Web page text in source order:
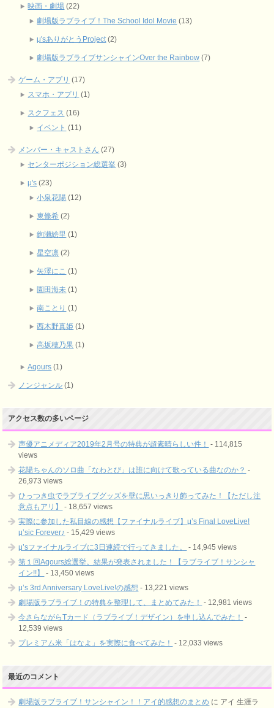
映画・劇場 (22)
劇場版ラブライブ！The School Idol Movie (13)
μ'sありがとうProject (2)
劇場版ラブライブサンシャインOver the Rainbow (7)
ゲーム・アプリ (17)
スマホ・アプリ (1)
スクフェス (16)
イベント (11)
メンバー・キャストさん (27)
センターポジション総選挙 (3)
μ's (23)
小泉花陽 (12)
東條希 (2)
絢瀬絵里 (1)
星空凛 (2)
矢澤にこ (1)
園田海未 (1)
南ことり (1)
西木野真姫 (1)
高坂穂乃果 (1)
Aqours (1)
ノンジャンル (1)
アクセス数の多いページ
声優アニメディア2019年2月号の特典が超素晴らしい件！ - 114,815
views
花陽ちゃんのソロ曲「なわとび」は誰に向けて歌っている曲なのか？ -
26,973 views
ひっつき虫でラブライブグッズを壁に思いっきり飾ってみた！【ただし注
意点もアリ】
- 18,657 views
実際に参加した私目線の感想【ファイナルライブ】μ’s Final LoveLive!
μ’sic Forever♪ - 15,429 views
μ’sファイナルライブに3日連続で行ってきました。
- 14,945 views
第１回Aqours総選挙。結果が発表されました！【ラブライブ！サンシャ
イン!!】
- 13,450 views
μ’s 3rd Anniversary LoveLive!の感想 - 13,221 views
劇場版ラブライブ！の特典を整理して、まとめてみた！ - 12,981 views
今さらながらTカード（ラブライブ！デザイン）を申し込んでみた！ -
12,539 views
プレミアム米「はなよ」を実際に食べてみた！ - 12,033 views
最近のコメント
劇場版ラブライブ！サンシャイン！！アイ的感想のまとめ に アイ 生涯ラ